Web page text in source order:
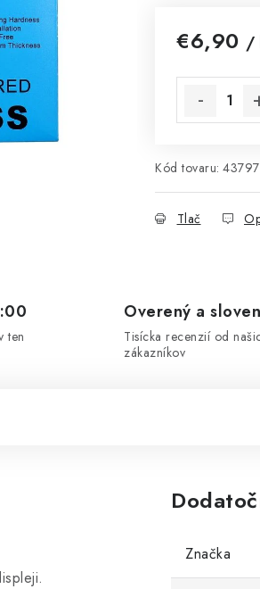
€6,90 /
Kód tovaru:
Tlač
ten
Overený a
Tisícka recenzií od
zákazníkov
Značka